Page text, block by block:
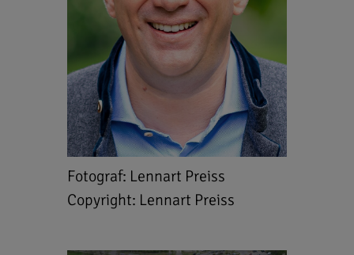
Fotograf: Lennart Preiss
Copyright: Lennart Preiss